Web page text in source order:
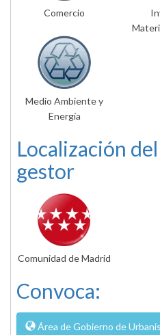
Comercio
Medio Ambiente y
Energía
Localización
gestor
Comunidad de Madrid
Convoca:
Área de Gobierno de